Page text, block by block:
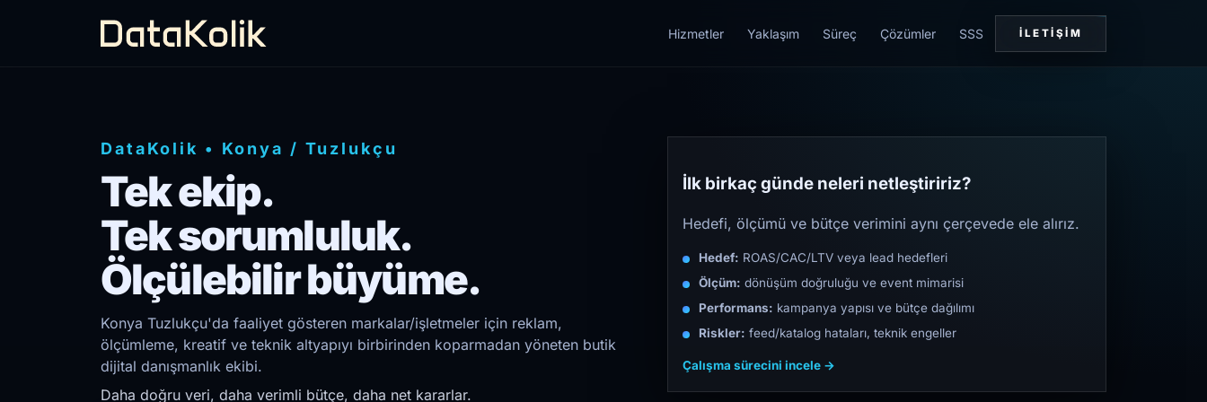
Hizmetler Yaklaşım Süreç Çözümler SSS İLETIŞIM
DataKolik • Konya / Tuzlukçu
Tek ekip.
Tek sorumluluk.
Ölçülebilir büyüme.
Konya Tuzlukçu'da faaliyet gösteren markalar/işletmeler için reklam,
ölçümleme, kreatif ve teknik altyapıyı birbirinden koparmadan yöneten butik
dijital danışmanlık ekibi.
Daha doğru veri, daha verimli bütçe, daha net kararlar.
İlk birkaç günde neleri netleştiririz?
Hedefi, ölçümü ve bütçe verimini aynı çerçevede ele alırız.
Hedef: ROAS/CAC/LTV veya lead hedefleri
Ölçüm: dönüşüm doğruluğu ve event mimarisi
Performans: kampanya yapısı ve bütçe dağılımı
Riskler: feed/katalog hataları, teknik engeller
Çalışma sürecini incele →